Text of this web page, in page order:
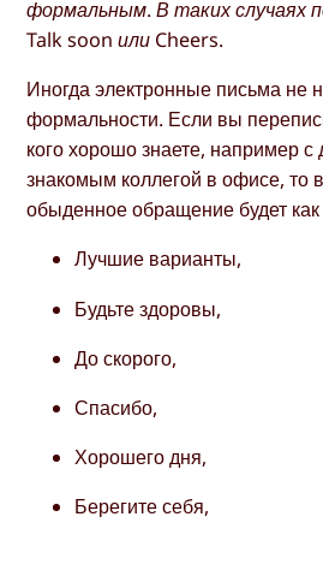
формальным. В таких случаях
Talk soon или Cheers.
Иногда электронные письма не
формальности. Если вы
кого хорошо знаете, например с
знакомым коллегой в офисе, то
обыденное обращение будет как
Лучшие варианты,
Будьте здоровы,
До скорого,
Спасибо,
Хорошего дня,
Берегите себя,